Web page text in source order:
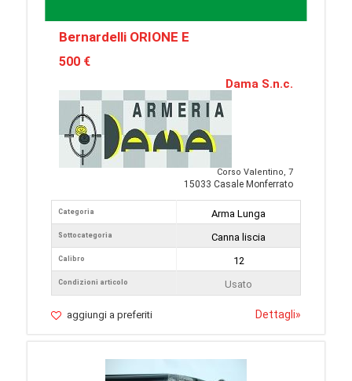
Bernardelli ORIONE E
500 €
Dama S.n.c.
Corso Valentino, 7
15033 Casale Monferrato
Categoria
Sottocategoria
Calibro
Condizioni articolo
Arma Lunga
Canna liscia
12
Usato
aggiungi a preferiti Dettagli»